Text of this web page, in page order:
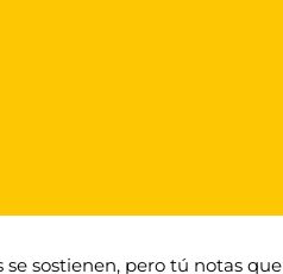
sostienen, pero tú notas que